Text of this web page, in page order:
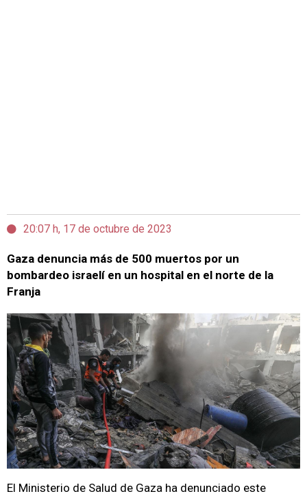
20:07 h, 17 de octubre de 2023
Gaza denuncia más de 500 muertos por un
bombardeo israelí en un hospital en el norte de la
Franja
El Ministerio de Salud de Gaza ha denunciado este